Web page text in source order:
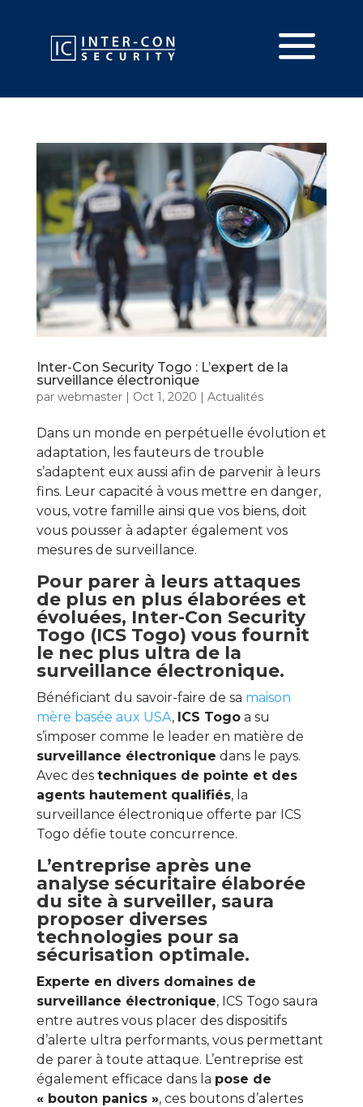
Inter-Con Security Togo : L’expert de la
surveillance électronique
par webmaster| Oct 1, 2020 | Actualités
Dans un monde en perpétuelle évolution et
adaptation, les fauteurs de trouble
s’adaptent eux aussi afin de parvenir à leurs
fins. Leur capacité à vous mettre en danger,
vous, votre famille ainsi que vos biens, doit
vous pousser à adapter également vos
mesures de surveillance.
Pour parer à leurs attaques
de plus en plus élaborées et
évoluées, Inter-Con Security
Togo (ICS Togo) vous fournit
le nec plus ultra de la
surveillance électronique.
Bénéficiant du savoir-faire de sa maison
mère basée aux USA, ICS Togoa su
s’imposer comme le leader en matière de
surveillance électronique dans le pays.
Avec des techniques de pointe et des
agents hautement qualifiés, la
surveillance électronique offerte par ICS
Togo défie toute concurrence.
L’entreprise après une
analyse sécuritaire élaborée
du site à surveiller, saura
proposer diverses
technologies pour sa
sécurisation optimale.
Experte en divers domaines de
surveillance électronique, ICS Togo saura
entre autres vous placer des dispositifs
d’alerte ultra performants, vous permettant
de parer à toute attaque. L’entreprise est
également efficace dans la pose de
« bouton panics », ces boutons d’alertes